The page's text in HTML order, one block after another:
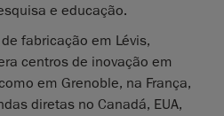
e educação.
fabricação em Lévis,
centros de inovação em
em Grenoble, na França,
diretas no Canadá, EUA,